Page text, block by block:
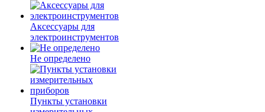
Аксессуары для
электроинструментов
Не определено
Пункты установки